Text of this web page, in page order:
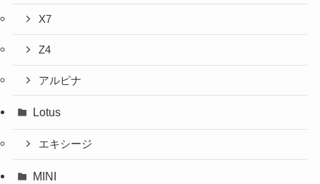
X7
Z4
アルピナ
Lotus
エキシージ
MINI